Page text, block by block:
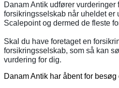
Danam Antik udfører vurderinger
forsikringsselskab når uheldet er
Scalepoint og dermed de fleste
Skal du have foretaget en
forsikringsselskab, som så kan
vurdering for dig.
Danam Antik har åbent for